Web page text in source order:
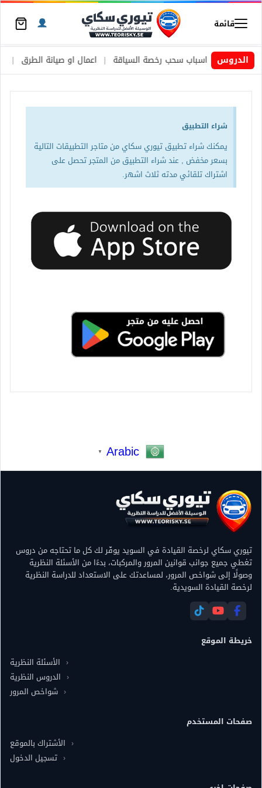
قائمة
الدروس
السويد | اسباب سحب رخصة السياقة | اعمال او صيانة الطرق |
شراء التطبيق
يمكنك شراء تطبيق تيوري سكاي من متاجر التطبيقات التالية
بسعر مخفض , عند شراء التطبيق من المتجر تحصل على
اشتراك تلقائي مدته ثلاث اشهر.
Arabic
▼
تيوري سكاي لرخصة القيادة في السويد يوفّر لك كل ما تحتاجه من دروس
تغطي جميع جوانب قوانين المرور والمركبات، بدءًا من الأسئلة النظرية
وصولًا إلى شواخص المرور، لمساعدتك على الاستعداد للدراسة النظرية
لرخصة القيادة السويدية.
خريطة الموقع
الأسئلة النظرية
الدروس النظرية
شواخص المرور
صفحات المستخدم
الأشتراك بالموقع
تسجيل الدخول